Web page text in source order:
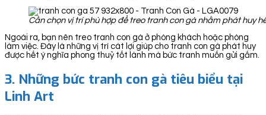
Cần chọn vị trí phù hợp để treo tranh con gà nhằm phát huy
Ngoài ra, bạn nên treo tranh con gà ở phòng khách hoặc phòng
làm việc. Đây là những vị trí cát lợi giúp cho tranh con gà phát huy
được hết ý nghĩa phong thuỷ tốt lành mà bức tranh muốn gửi gắm.
3. Những bức tranh con gà tiêu biểu tại
Linh Art